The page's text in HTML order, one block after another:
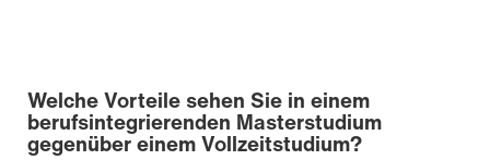
Welche Vorteile sehen Sie in einem
berufsintegrierenden Masterstudium
gegenüber einem Vollzeitstudium?